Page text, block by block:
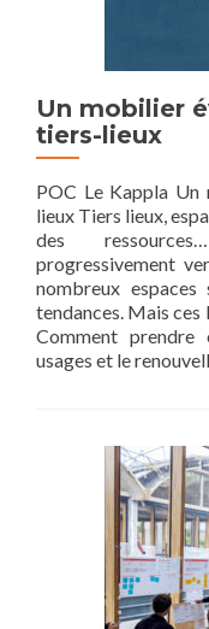
Un mobilier
tiers-lieux
POC Le Kappla
lieux Tiers lieux,
des
progressivement
nombreux
tendances. Mais
Comment
usages et le